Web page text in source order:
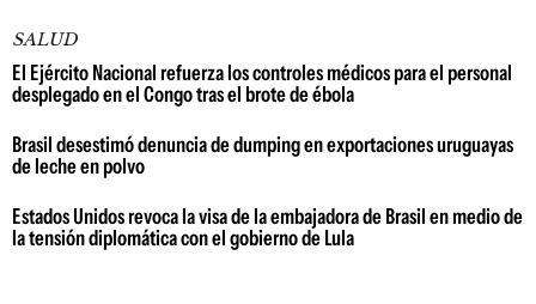
SALUD
El Ejército Nacional refuerza los controles médicos para el personal
desplegado en el Congo tras el brote de ébola
Brasil desestimó denuncia de dumping en exportaciones uruguayas
de leche en polvo
Estados Unidos revoca la visa de la embajadora de Brasil en medio de
la tensión diplomática con el gobierno de Lula